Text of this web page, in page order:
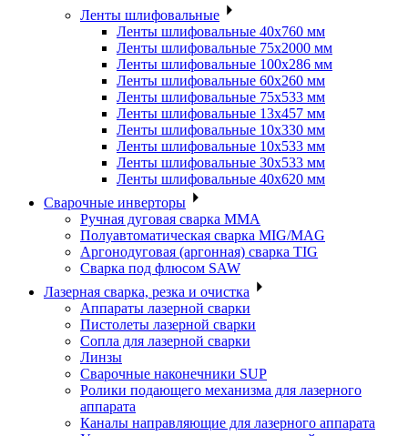
Ленты шлифовальные
Ленты шлифовальные 40х760 мм
Ленты шлифовальные 75х2000 мм
Ленты шлифовальные 100х286 мм
Ленты шлифовальные 60х260 мм
Ленты шлифовальные 75х533 мм
Ленты шлифовальные 13х457 мм
Ленты шлифовальные 10х330 мм
Ленты шлифовальные 10х533 мм
Ленты шлифовальные 30х533 мм
Ленты шлифовальные 40х620 мм
Сварочные инверторы
Ручная дуговая сварка MMA
Полуавтоматическая сварка MIG/MAG
Аргонодуговая (аргонная) сварка TIG
Сварка под флюсом SAW
Лазерная сварка, резка и очистка
Аппараты лазерной сварки
Пистолеты лазерной сварки
Сопла для лазерной сварки
Линзы
Сварочные наконечники SUP
Ролики подающего механизма для лазерного
аппарата
Каналы направляющие для лазерного аппарата